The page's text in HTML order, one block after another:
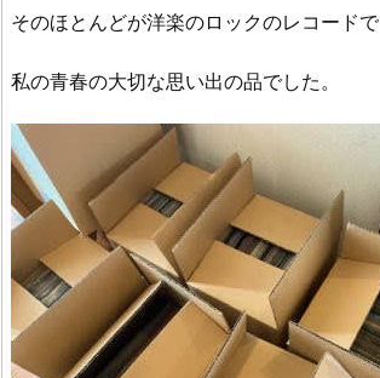
そのほとんどが洋楽のロックのレコードで
私の青春の大切な思い出の品でした。